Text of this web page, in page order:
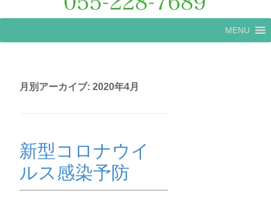
へ
MENU
月別アーカイブ:2020年4月
新型コロナウイ
ルス感染予防